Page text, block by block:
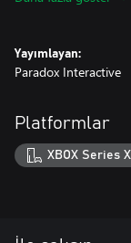
Yayımlayan:
Paradox Interactive
Platformlar
XBOX Series